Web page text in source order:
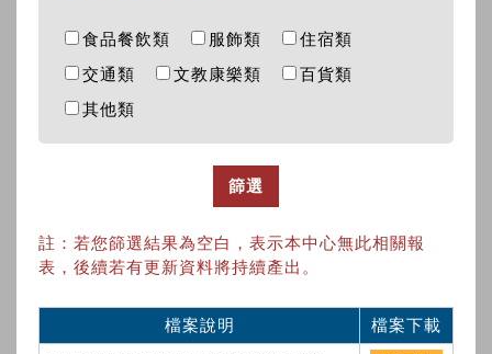
食品餐飲類 服飾類
住宿類
交通類
文教康樂類
百貨類
其他類
篩選
註：若您篩選結果為空白，表示本中心無此相關報
表，後續若有更新資料將持續產出。
檔案說明 檔案下載